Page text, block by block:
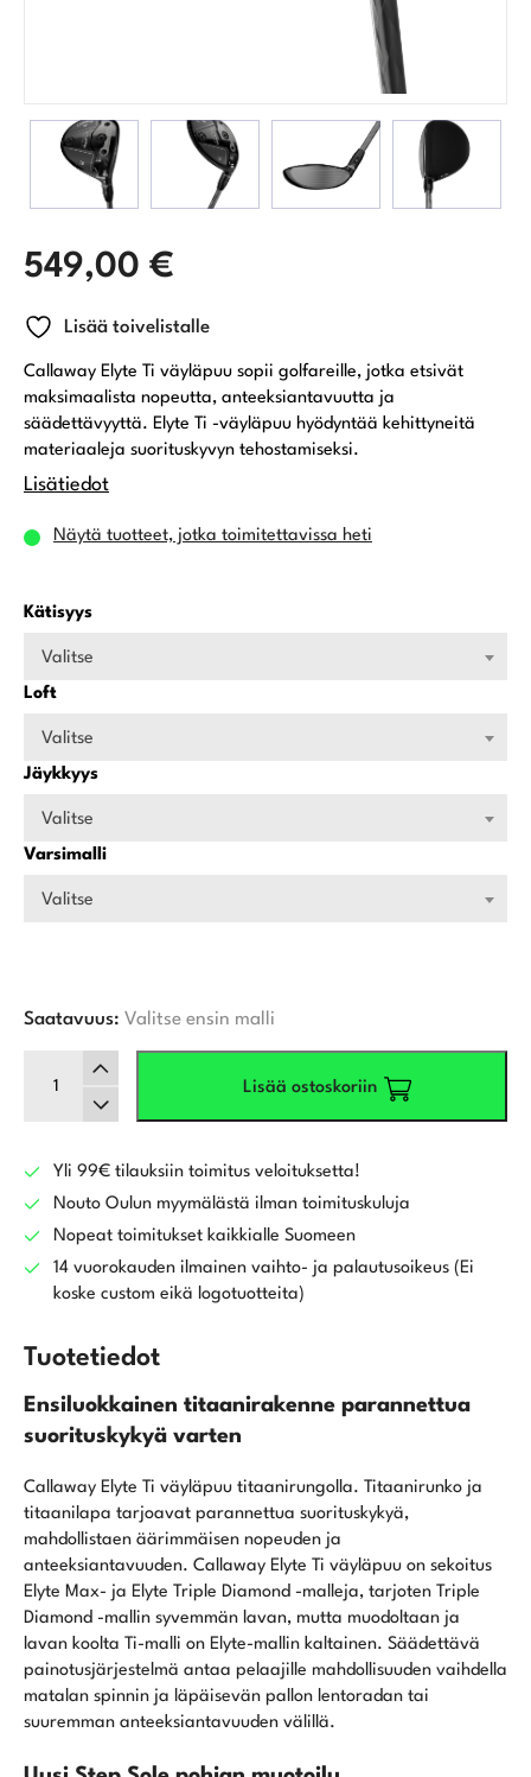
549,00 €
Lisää toivelistalle
Callaway Elyte Ti väyläpuu sopii golfareille, jotka etsivät
maksimaalista nopeutta, anteeksiantavuutta ja
säädettävyyttä. Elyte Ti -väyläpuu hyödyntää kehittyneitä
materiaaleja suorituskyvyn tehostamiseksi.
Lisätiedot
Näytä tuotteet, jotka toimitettavissa heti
Kätisyys
Valitse
Loft
Valitse
Jäykkyys
Valitse
Varsimalli
Valitse
Saatavuus: Valitse ensin malli
Callaway
Elyte
määrä
Lisää ostoskoriin
Yli 99€ tilauksiin toimitus veloituksetta!
Nouto Oulun myymälästä ilman toimituskuluja
Nopeat toimitukset kaikkialle Suomeen
14 vuorokauden ilmainen vaihto- ja palautusoikeus (Ei
koske custom eikä logotuotteita)
Tuotetiedot
Ensiluokkainen titaanirakenne parannettua
suorituskykyä varten
Callaway Elyte Ti väyläpuu titaanirungolla. Titaanirunko ja
titaanilapa tarjoavat parannettua suorituskykyä,
mahdollistaen äärimmäisen nopeuden ja
anteeksiantavuuden. Callaway Elyte Ti väyläpuu on sekoitus
Elyte Max- ja Elyte Triple Diamond -malleja, tarjoten Triple
Diamond -mallin syvemmän lavan, mutta muodoltaan ja
lavan koolta Ti-malli on Elyte-mallin kaltainen. Säädettävä
painotusjärjestelmä antaa pelaajille mahdollisuuden vaihdella
matalan spinnin ja läpäisevän pallon lentoradan tai
suuremman anteeksiantavuuden välillä.